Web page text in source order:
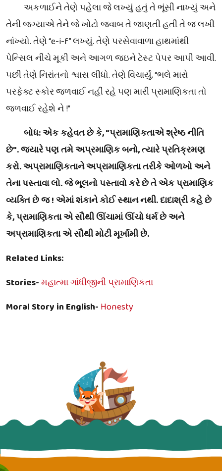
અકળાઈને તેણે પહેલા જે લખ્યું હતું તે ભૂંસી નાખ્યું અને
તેની જગ્યાએ તેને જે ખોટો જવાબ તે જાણતી હતી તે જ લખી
નાંખ્યો. તેણે “e-i-f”લખ્યું. તેણે પરસેવાવાળા હાથમાંથી
પેન્સિલ નીચે મૂકી અને આગળ જઇને ટેસ્ટ પેપર આપી આવી.
પછી તેણે નિરાંતનો શ્વાસ લીધો. તેણે વિચાર્યું,“ભલે મારો
પરફેક્ટ સ્કોર જળવાઈ નહીં રહે પણ મારી પ્રામાણિકતા તો
જળવાઈ રહેશે ને !”
બોધ:એકકહેવતછેકે, "પ્રામાણિકતાએ શ્રેષ્ઠ નીતિ
છે".જયારેપણતમેઅપ્રમાણિકબનો,ત્યારેપ્રતિક્રમણ
કરો.અપ્રામાણિકતાનેઅપ્રામાણિકતાતરીકેઓળખો અને
તેના પસ્તાવા લો.જેભૂલનો પસ્તાવોકરેછેતે એકપ્રામાણિક
વ્યક્તિછે જ ! એમાં શંકાને કોઈ સ્થાન નથી.દાદાશ્રીકહેછે
કે, પ્રામાણિકતા એ સૌથી ઊંચામાં ઊંચો ધર્મ છે અને
અપ્રામાણિકતાએ સૌથી મોટી મૂર્ખામીછે.
Related Links:
Stories-મહાત્મા ગાંધીજીની પ્રામાણિકતા
Moral Story in English- Honesty